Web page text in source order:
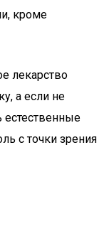
кроме
лекарство
а если не
естественные
с точки зрения